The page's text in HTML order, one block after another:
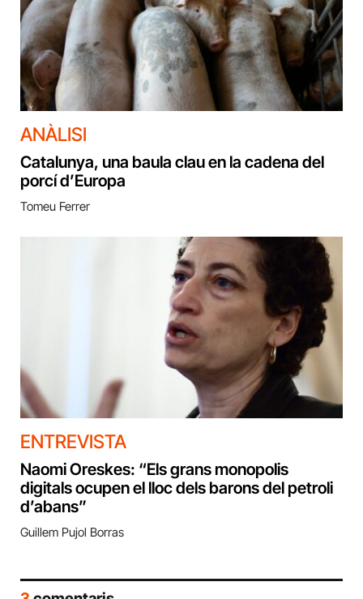
ANÀLISI
Catalunya, una baula clau en la cadena del
porcí d’Europa
Tomeu Ferrer
ENTREVISTA
Naomi Oreskes: “Els grans monopolis
digitals ocupen el lloc dels barons del petroli
d’abans”
Guillem Pujol Borras